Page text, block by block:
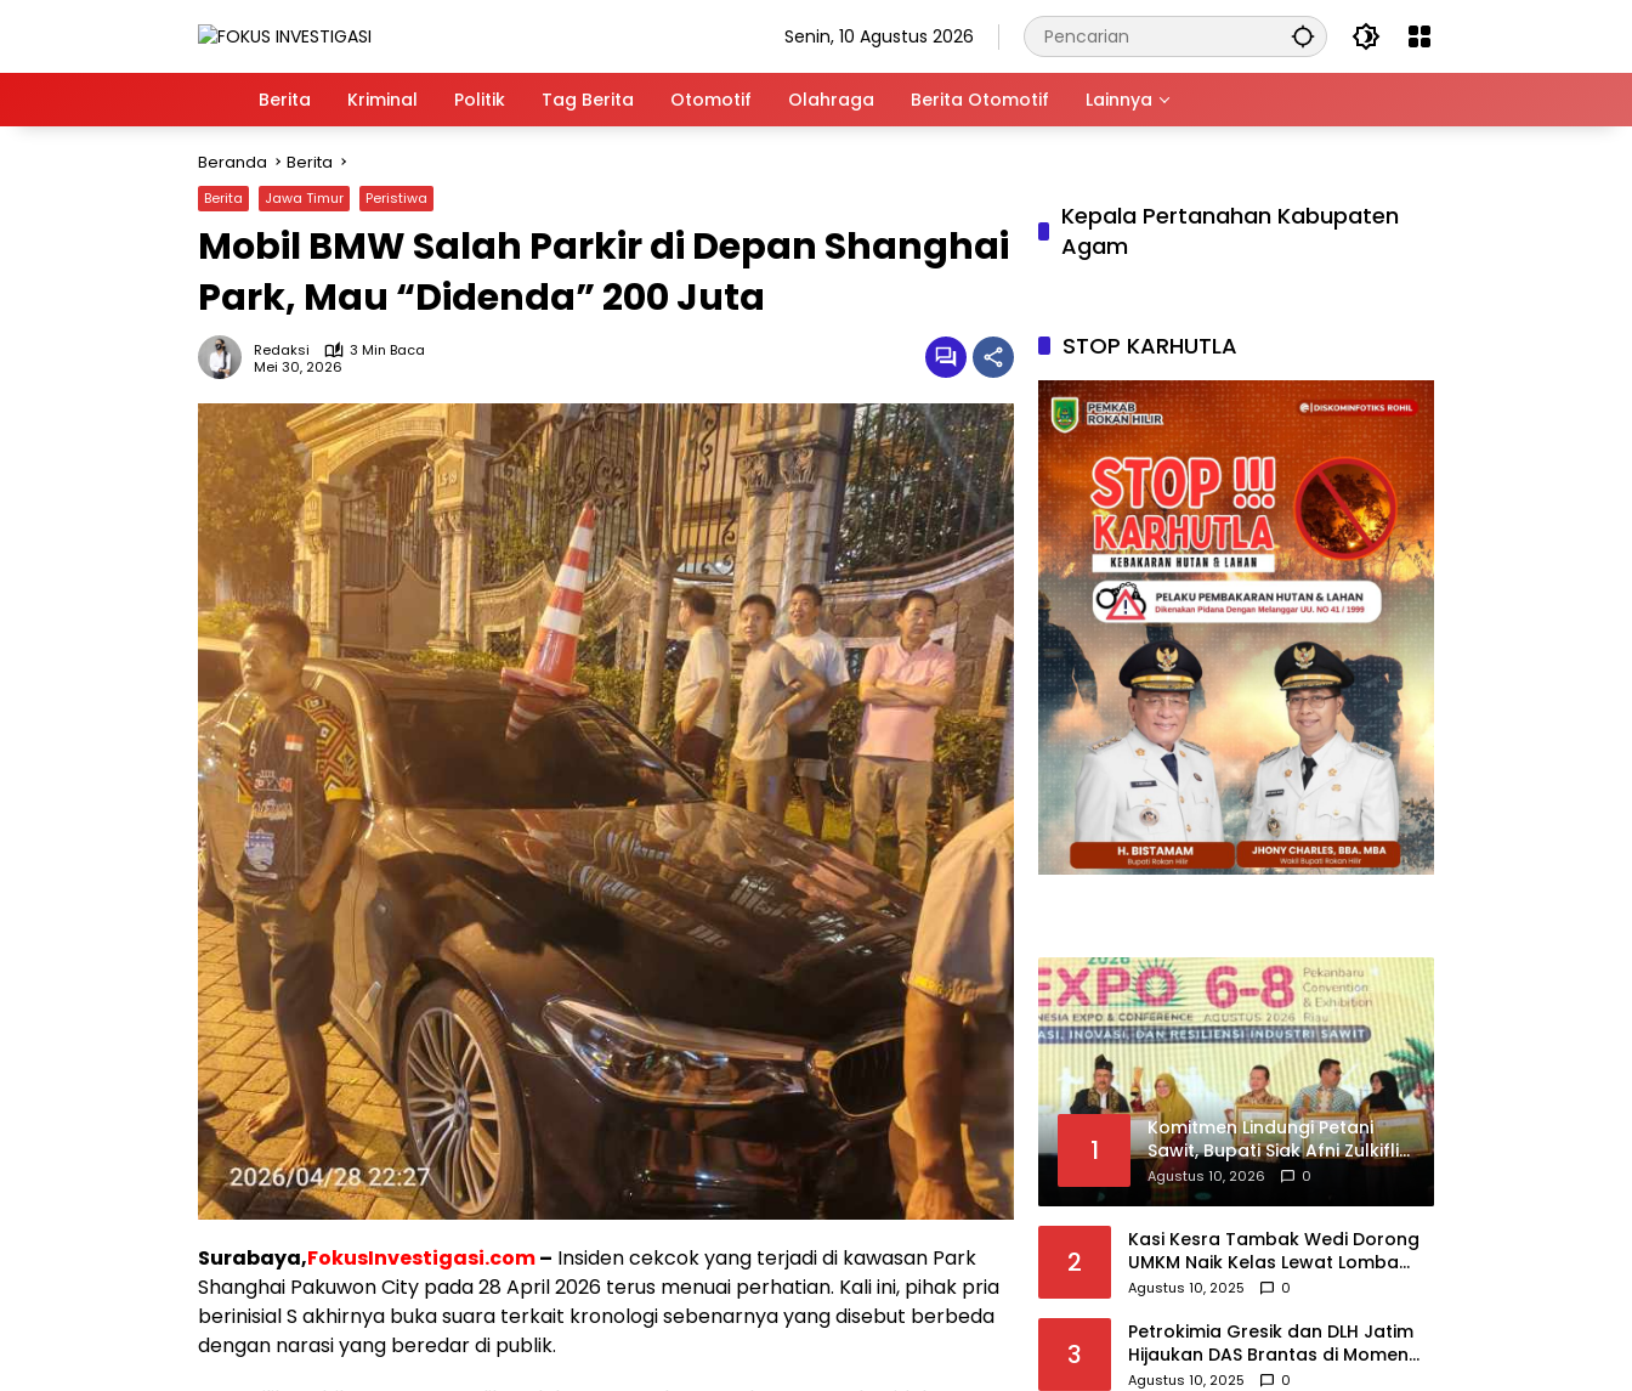
Senin, 10 Agustus 2026
HomeBerita Kriminal Politik Tag Berita Otomotif Olahraga Berita Otomotif Lainnya
Beranda Berita
Berita Jawa Timur Peristiwa
Mobil BMW Salah Parkir di Depan Shanghai
Park, Mau “Didenda” 200 Juta
Redaksi
3 Min Baca
Mei 30, 2026
Surabaya,FokusInvestigasi.com– Insiden cekcok yang terjadi di kawasan Park
Shanghai Pakuwon City pada 28 April 2026 terus menuai perhatian. Kali ini, pihak pria
berinisial S akhirnya buka suara terkait kronologi sebenarnya yang disebut berbeda
dengan narasi yang beredar di publik.
Kepala Pertanahan Kabupaten
Agam
STOP KARHUTLA
1
Komitmen Lindungi Petani
Sawit, Bupati Siak Afni Zulkifli
Raih Penghargaan SIEXPO
2026
Agustus 10, 2026 0
2
Kasi Kesra Tambak Wedi Dorong
UMKM Naik Kelas Lewat Lomba
Kreasi Menu Ubi dan Giat KSH
Agustus 10, 2025 0
3
Petrokimia Gresik dan DLH Jatim
Hijaukan DAS Brantas di Momen
HUT Ke-53
Agustus 10, 2025 0